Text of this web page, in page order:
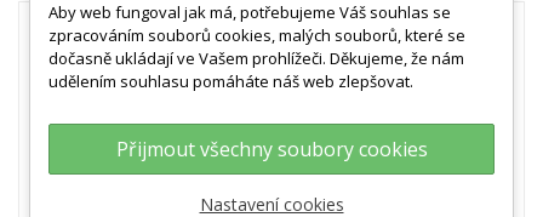
Aby web fungoval jak má, potřebujeme Váš souhlas se
zpracováním souborů cookies, malých souborů, které se
dočasně ukládají ve Vašem prohlížeči. Děkujeme, že nám
udělením souhlasu pomáháte náš web zlepšovat.
Přijmout všechny soubory cookies
Nastavení cookies